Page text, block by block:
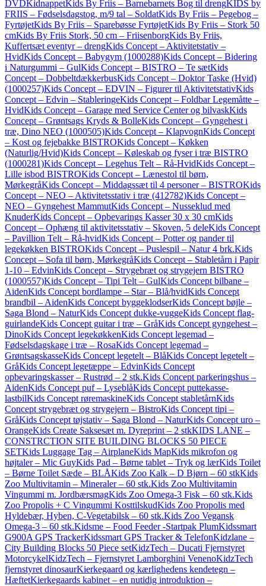
DVDKidnappetKids By Friis – Barnebarnets Bog til drengKIDS by
FRIIS – Fødselsdagstog, m/9 tal – SoldatKids By Friis – Pegebog –
FyrtøjetKids By Friis – Sparebøsse FyrtøjetKids By Friis – Stork 50
cmKids By Friis Stork, 50 cm – FriisenborgKids By Friis,
Kuffertsæt eventyr – drengKids Concept – Aktivitetstativ –
HvidKids Concept – Babygym (1000288)Kids Concept – Bidering
i Naturgummi – GulKids Concept – BISTRO – Te sætKids
Concept – DobbeltdækkerbusKids Concept – Doktor Taske (Hvid)
(1000257)Kids Concept – EDVIN – Figurer til AktivitetstativKids
Concept – Edvin – StableringeKids Concept – Foldbar Legemåtte –
HvidKids Concept – Garage med Service Center og bilvaskKids
Concept – Grøntsags Kryds & BolleKids Concept – Gyngehest i
træ, Dino NEO (1000505)Kids Concept – KlapvognKids Concept
– Kost og fejebakke BISTROKids Concept – Køkken
(Naturlig/Hvid)Kids Concept – Køleskab og fyser i træ BISTRO
(1000281)Kids Concept – Legehus Telt – Rå-HvidKids Concept –
Lille isbod BISTROKids Concept – Lænestol til børn,
MørkegråKids Concept – Middagssæt til 4 personer – BISTROKids
Concept – NEO – Aktivitetsstativ i træ (412782)Kids Concept –
NEO – Gyngehest MammutKids Concept – Nusseklud med
KnuderKids Concept – Opbevarings Kasser 30 x 30 cmKids
Concept – Ophæng til aktivitetsstativ – Skoven, 5 deleKids Concept
– Pavillion Telt – Rå-hvidKids Concept – Potter og pander til
legekøkken BISTROKids Concept – Puslespil – Natur 4 brk.Kids
Concept – Sofa til børn, MørkegråKids Concept – Stabletårn i Papir
1-10 – EdvinKids Concept – Strygebræt og strygejern BISTRO
(1000557)Kids Concept – Tipi Telt – GulKids Concept bilbane –
AidenKids Concept bordlampe – Star – Blå/hvidKids Concept
brandbil – AidenKids Concept byggeklodserKids Concept bøjle –
Saga Blond – NaturKids Concept dukke-vuggeKids Concept flag-
guirlandeKids Concept guitar i træ – GråKids Concept gyngehest –
DinoKids Concept legekøkkenKids Concept legemad –
Fødselsdagskage i træ – RosaKids Concept legemad –
GrøntsagskasseKids Concept legetelt – BlåKids Concept legetelt –
GråKids Concept legetæppe – EdvinKids Concept
opbevaringskasser – Rustrød – 2 stk.Kids Concept parkeringshus –
AidenKids Concept puf – LyseblåKids Concept puttekasse-
lastbilKids Concept røremaskineKids Concept stabletårnKids
Concept strygebræt og strygejern – BistroKids Concept tipi –
GråKids Concept tøjstativ – Saga Blond – NaturKids Concept uro –
OrangeKids Create Saksesæt m. Dyreprint – 2 stkKIDS LANE –
CONSTRCTION SITE BUILDING BLOCKS 50 PIECE
SETKids Luggage Tag – AirplaneKids MapKids mikrofon og
højtaler – Mic GuyKids Pad – Børne tablet – Tryk og lærKids Toilet
– Børne Toilet Sæde – BLÅKids Zoo Kalk – D Bjørn – 60 stkKids
Zoo Multivitamin – Mineraler – 60 stk.Kids Zoo Multivitamin
Vingummi m. JordbærsmagKids Zoo Omega-3 Fisk – 60 stk.Kids
Zoo Propolis + C Vingummi KosttilskudKids Zoo Propolis med
Hyldebær, Hyben, C-Vegetabilsk – 60 stk.Kids Zoo Vegansk
Omega-3 – 60 stk.Kidsme – Food Feeder -Startpak PlumKidssmart
G900A GPS TrackerKidssmart GPS Tracker & TelefonKidzlane –
City Building Blocks 50 Piece setKidzTech – Ducati Fjernstyret
MotorcykelKidzTech – Fjernstyret Lamborghini VenenoKidzTech
fjernstyret dinosaurKierkegaard og kærlighedens kendetegn –
HæftetKierkegaards kabinet – en nutidig introduktion –